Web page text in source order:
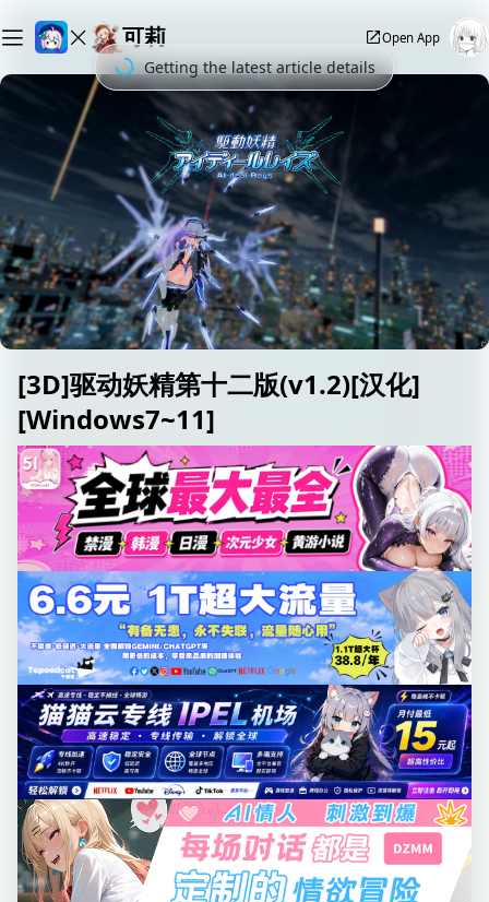
可莉 Open App
[3D]驱动妖精第十二版(v1.2)[汉化]
[Windows7~11]